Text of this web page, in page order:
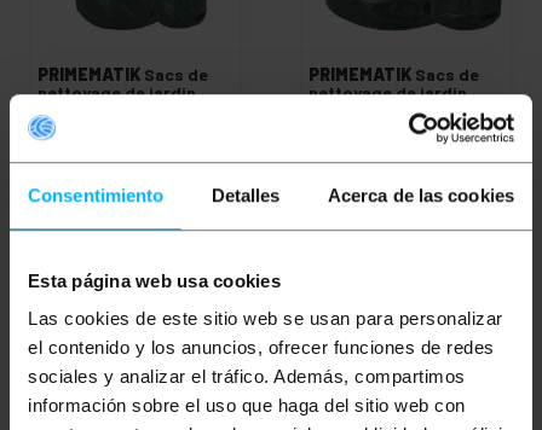
Consentimiento Detalles Acerca de las cookies
Esta página web usa cookies
Las cookies de este sitio web se usan para personalizar
el contenido y los anuncios, ofrecer funciones de redes
sociales y analizar el tráfico. Además, compartimos
información sobre el uso que haga del sitio web con
PRIMEMATIK Sacs de
nettoyage de jardin
avec protection UV
240L 80 x 47 cm 3
unités
9,88€ 9,39
Quantité
PRIMEMATIK Sacs de
nettoyage de jardin
272L 67 x 76 cm 3 unités
17,33€ 16,47€